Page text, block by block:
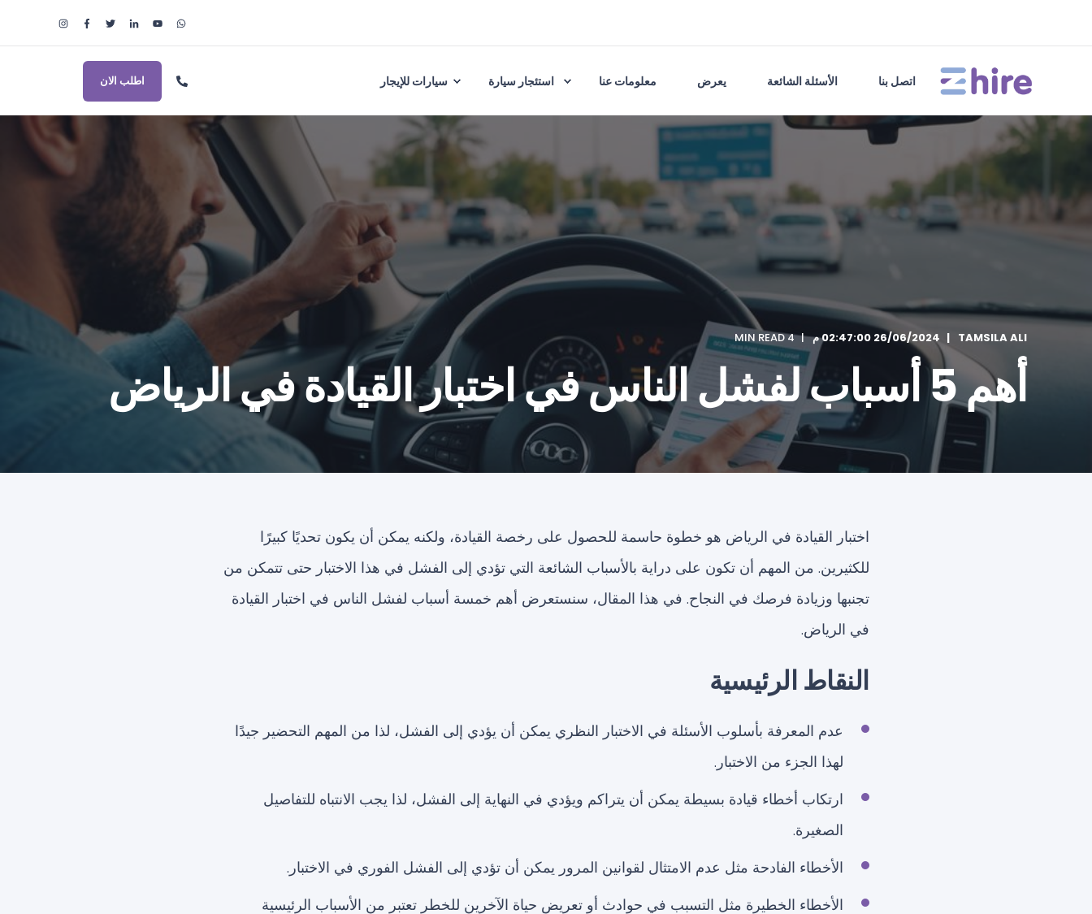
سيارات للإيجار استئجار سيارة معلومات عنا يعرض الأسئلة الشائعة اتصل بنا اطلب الان
TAMSILA ALI 26/06/2024 02:47:00 م 4 MIN READ
أهم 5 أسباب لفشل الناس في اختبار القيادة في الرياض
اختبار القيادة في الرياض هو خطوة حاسمة للحصول على رخصة القيادة، ولكنه يمكن أن يكون تحديًا كبيرًا
للكثيرين. من المهم أن تكون على دراية بالأسباب الشائعة التي تؤدي إلى الفشل في هذا الاختبار حتى تتمكن من
تجنبها وزيادة فرصك في النجاح. في هذا المقال، سنستعرض أهم خمسة أسباب لفشل الناس في اختبار القيادة
في الرياض.
النقاط الرئيسية
عدم المعرفة بأسلوب الأسئلة في الاختبار النظري يمكن أن يؤدي إلى الفشل، لذا من المهم التحضير جيدًا
لهذا الجزء من الاختبار.
ارتكاب أخطاء قيادة بسيطة يمكن أن يتراكم ويؤدي في النهاية إلى الفشل، لذا يجب الانتباه للتفاصيل
الصغيرة.
الأخطاء الفادحة مثل عدم الامتثال لقوانين المرور يمكن أن تؤدي إلى الفشل الفوري في الاختبار.
الأخطاء الخطيرة مثل التسبب في حوادث أو تعريض حياة الآخرين للخطر تعتبر من الأسباب الرئيسية